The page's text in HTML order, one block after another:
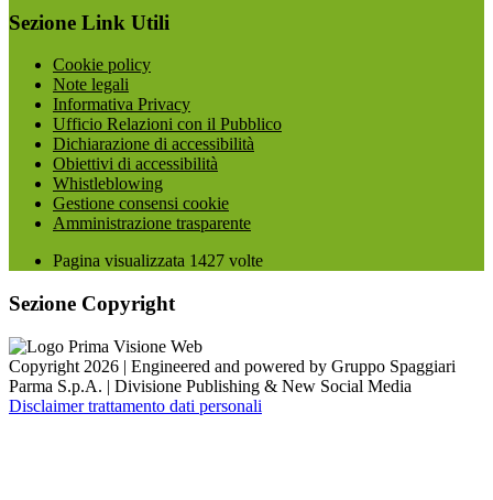
Sezione Link Utili
Cookie policy
Note legali
Informativa Privacy
Ufficio Relazioni con il Pubblico
Dichiarazione di accessibilità
Obiettivi di accessibilità
Whistleblowing
Gestione consensi cookie
Amministrazione trasparente
Pagina visualizzata 1427 volte
Sezione Copyright
Copyright 2026 | Engineered and powered by Gruppo Spaggiari
Parma S.p.A. | Divisione Publishing & New Social Media
Disclaimer trattamento dati personali